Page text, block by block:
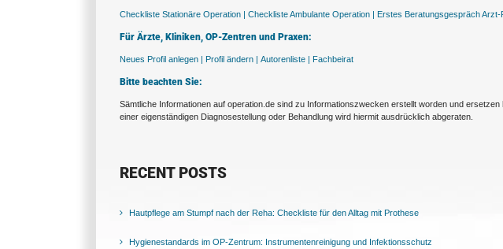
Checkliste Stationäre Operation | Checkliste Ambulante Operation | Erstes Beratungsgespräch Arzt-
Für Ärzte, Kliniken, OP-Zentren und Praxen:
Neues Profil anlegen | Profil ändern | Autorenliste | Fachbeirat
Bitte beachten Sie:
Sämtliche Informationen auf operation.de sind zu Informationszwecken erstellt worden und
einer eigenständigen Diagnosestellung oder Behandlung wird hiermit ausdrücklich abgeraten.
RECENT POSTS
Hautpflege am Stumpf nach der Reha: Checkliste für den Alltag mit Prothese
Hygienestandards im OP-Zentrum: Instrumentenreinigung und Infektionsschutz